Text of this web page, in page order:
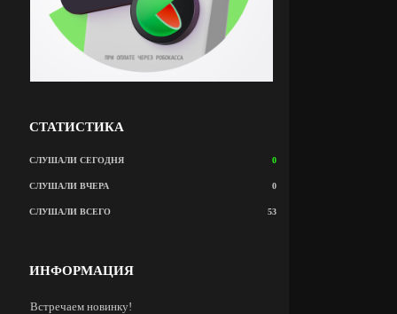
СТАТИСТИКА
СЛУШАЛИ СЕГОДНЯ 0
СЛУШАЛИ ВЧЕРА 0
СЛУШАЛИ ВСЕГО 53
ИНФОРМАЦИЯ
Встречаем новинку!